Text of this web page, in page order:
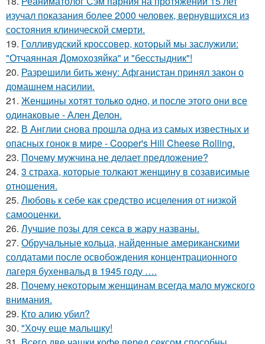
изучал показания более 2000 человек, вернувшихся из
состояния клинической смерти.
19. Голливудский кроссовер, который мы заслужили:
"Отчаянная Домохозяйка" и "бесстыдник"!
20. Разрешили бить жену: Афганистан принял закон о
домашнем насилии.
21. Женщины хотят только одно, и после этого они все
одинаковые - Ален Делон.
22. В Англии снова прошла одна из самых известных и
опасных гонок в мире - Cooper's Hill Cheese Rolling.
23. Почему мужчина не делает предложение?
24. 3 страха, которые толкают женщину в созависимые
отношения.
25. Любовь к себе как средство исцеления от низкой
самооценки.
26. Лучшие позы для секса в жару названы.
27. Обручальные кольца, найденные американскими
солдатами после освобождения концентрационного
лагеря бухенвальд в 1945 году ….
28. Почему некоторым женщинам всегда мало мужского
внимания.
29. Кто алию убил?
30. "Хочу еще малышку!